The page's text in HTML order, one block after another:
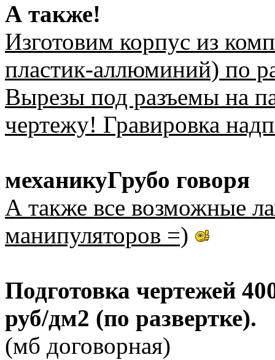
А также!
Изготовим корпус из
пластик-аллюминий) по
Вырезы под разъемы на
чертежу! Гравировка
механикуГрубо говоря
А также все возможные
манипуляторов =)
Подготовка чертежей
руб/дм2 (по развертке).
(мб договорная)